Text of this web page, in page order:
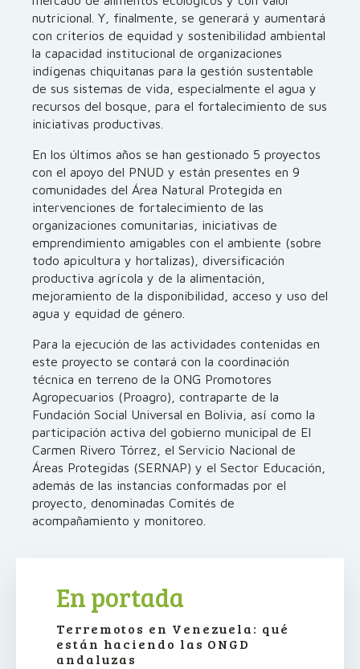
nutricional. Y, finalmente, se generará y aumentará
con criterios de equidad y sostenibilidad ambiental
la capacidad institucional de organizaciones
indígenas chiquitanas para la gestión sustentable
de sus sistemas de vida, especialmente el agua y
recursos del bosque, para el fortalecimiento de sus
iniciativas productivas.
En los últimos años se han gestionado 5 proyectos
con el apoyo del PNUD y están presentes en 9
comunidades del Área Natural Protegida en
intervenciones de fortalecimiento de las
organizaciones comunitarias, iniciativas de
emprendimiento amigables con el ambiente (sobre
todo apicultura y hortalizas), diversificación
productiva agrícola y de la alimentación,
mejoramiento de la disponibilidad, acceso y uso del
agua y equidad de género.
Para la ejecución de las actividades contenidas en
este proyecto se contará con la coordinación
técnica en terreno de la ONG Promotores
Agropecuarios (Proagro), contraparte de la
Fundación Social Universal en Bolivia, así como la
participación activa del gobierno municipal de El
Carmen Rivero Tórrez, el Servicio Nacional de
Áreas Protegidas (SERNAP) y el Sector Educación,
además de las instancias conformadas por el
proyecto, denominadas Comités de
acompañamiento y monitoreo.
En portada
Terremotos en Venezuela: qué
están haciendo las ONGD
andaluzas